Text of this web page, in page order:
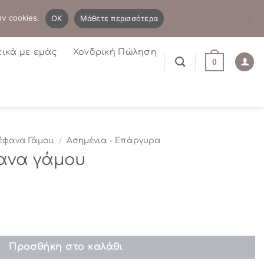
Η λίστα μου Newsletter
με εμάς
Χονδρική Πώληση
0
Γάμου / Ασημένια - Επάργυρα
γάμου
Προσθήκη στο καλάθι
cookies. OK Μάθετε περισσότερα